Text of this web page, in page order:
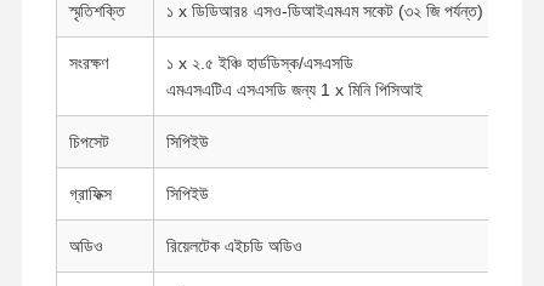
স্মৃতিশক্তি ১ x ডিডিআর৪ এসও-ডিআইএমএম সকেট (৩২ জি পর্যন্ত)
সংরক্ষণ
১ x ২.৫ ইঞ্চি হার্ডডিস্ক/এসএসডি
এমএসএটিএ এসএসডি জন্য 1 x মিনি পিসিআই
চিপসেট সিপিইউ
গ্রাফিক্স সিপিইউ
অডিও রিয়েলটেক এইচডি অডিও